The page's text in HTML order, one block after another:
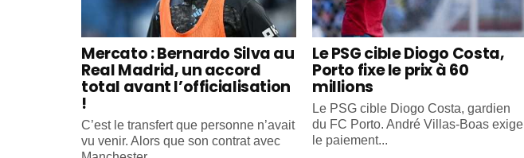
Mercato : Bernardo Silva au
Real Madrid, un accord
total avant l’officialisation
!
C’est le transfert que personne n’avait
vu venir. Alors que son contrat avec
Le PSG cible Diogo Costa,
Porto fixe le prix à 60
millions
Le PSG cible Diogo Costa, gardien
du FC Porto. André Villas-Boas exige
le paiement...